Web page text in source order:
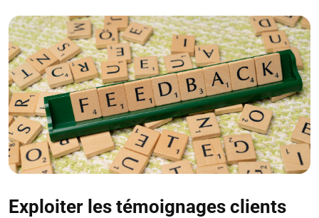
Exploiter les témoignages clients